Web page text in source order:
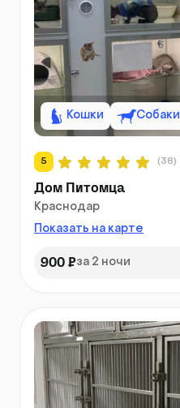
Кошки Собаки
5 (38)
Дом Питомца
Краснодар
Показать на карте
900 ₽за 2 ночи